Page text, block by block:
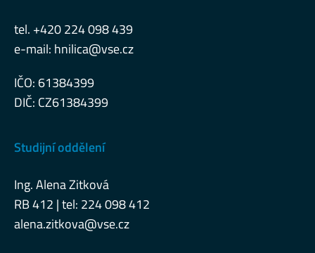
tel. +420 224 098 439
e-mail: hnilica@vse.cz
IČO: 61384399
DIČ: CZ61384399
Studijní oddělení
Ing. Alena Zitková
RB 412 | tel: 224 098 412
alena.zitkova@vse.cz